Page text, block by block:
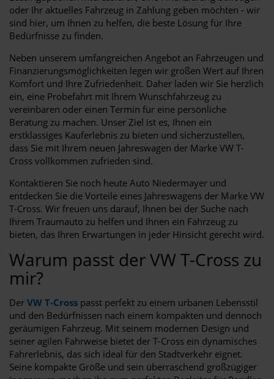
oder Ihr aktuelles Fahrzeug in Zahlung geben möchten - wir
sind hier, um Ihnen zu helfen, die beste Lösung für Ihre
Bedürfnisse zu finden.
Neben unserem umfangreichen Angebot an Fahrzeugen und
Finanzierungsmöglichkeiten legen wir großen Wert auf Ihren
Komfort und Ihre Zufriedenheit. Daher laden wir Sie herzlich
ein, eine Probefahrt mit Ihrem Wunschfahrzeug zu
vereinbaren oder einen Termin für eine persönliche
Beratung zu machen. Unser Ziel ist es, Ihnen ein
erstklassiges Kauferlebnis zu bieten und sicherzustellen,
dass Sie mit Ihrem neuen Jahreswagen der Marke VW T-
Cross vollkommen zufrieden sind.
Kontaktieren Sie noch heute Auto Niedermayer und
entdecken Sie die Vorteile eines Jahreswagens der Marke VW
T-Cross. Wir freuen uns darauf, Ihnen bei der Suche nach
Ihrem Traumauto zu helfen und Ihnen ein Fahrzeug zu
bieten, das Ihren Erwartungen in jeder Hinsicht gerecht wird.
Warum passt der VW T-Cross zu
mir?
Der VW T-Cross passt perfekt zu einem urbanen Lebensstil
und den Bedürfnissen nach einem kompakten und dennoch
geräumigen Fahrzeug. Mit seinem modernen Design und
seiner agilen Fahrweise bietet der T-Cross ein dynamisches
Fahrerlebnis, das sich ideal für den Stadtverkehr eignet.
Seine kompakte Größe und sein überraschend großzügiger